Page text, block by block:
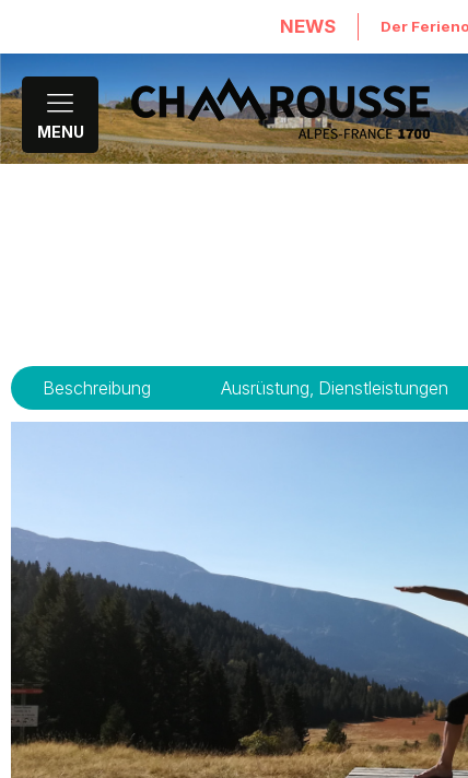
NEWS Der
MENU
Beschreibung Ausrüstung, Dienstleistungen